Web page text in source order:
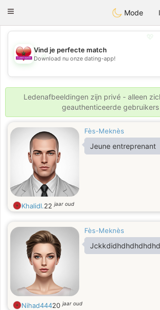
Maroc Dating
Toggle
Mode
💖
💕
Vind je perfecte match
Download nu onze dating-app!
Ledenafbeeldingen zijn privé - alleen
geauthenticeerde gebruikers
Fès-Meknès
Jeune entreprenant
Khalidl.22jaar oud
Fès-Meknès
Nihad44420jaar oud